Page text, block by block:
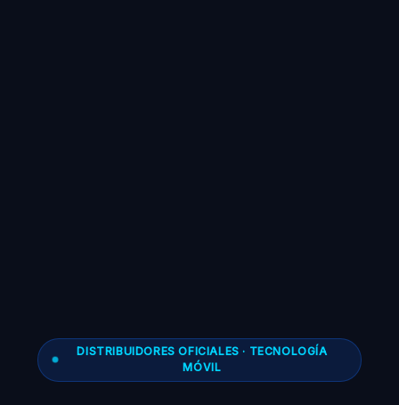
DISTRIBUIDORES OFICIALES · TECNOLOGÍA
MÓVIL